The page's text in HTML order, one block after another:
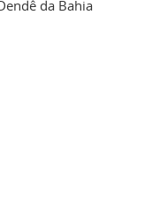
da Bahia